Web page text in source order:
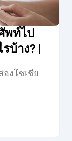
พท์ไป
บ้าง? |
งโซเชีย